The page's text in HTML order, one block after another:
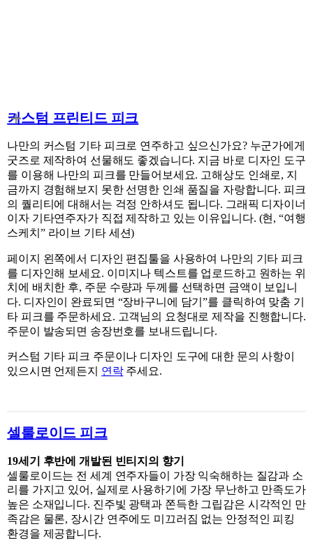
커스텀 프린티드 피크
나만의 커스텀 기타 피크로 연주하고 싶으신가요? 누군가에게
굿즈로 제작하여 선물해도 좋겠습니다. 지금 바로 디자인 도구
를 이용해 나만의 피크를 만들어보세요. 고해상도 인쇄로, 지
금까지 경험해보지 못한 선명한 인쇄 품질을 자랑합니다. 피크
의 퀄리티에 대해서는 걱정 안하셔도 됩니다. 그래픽 디자이너
이자 기타연주자가 직접 제작하고 있는 이유입니다. (현, “여행
스케치” 라이브 기타 세션)
페이지 왼쪽에서 디자인 편집툴을 사용하여 나만의 기타 피크
를 디자인해 보세요. 이미지나 텍스트를 업로드하고 원하는 위
치에 배치한 후, 주문 수량과 두께를 선택하면 금액이 보입니
다. 디자인이 완료되면 “장바구니에 담기”를 클릭하여 맞춤 기
타 피크를 주문하세요. 고객님의 요청대로 제작을 진행합니다.
주문이 발송되면 송장번호를 보내드립니다.
커스텀 기타 피크 주문이나 디자인 도구에 대한 문의 사항이
있으시면 언제든지 연락주세요.
셀룰로이드 피크
19세기 후반에 개발된 빈티지의 향기
셀룰로이드는 전 세계 연주자들이 가장 익숙해하는 질감과 소
리를 가지고 있어, 실제로 사용하기에 가장 무난하고 만족도가
높은 소재입니다. 진주빛 광택과 쫀득한 그립감은 시각적인 만
족감은 물론, 장시간 연주에도 미끄러짐 없는 안정적인 피킹
환경을 제공합니다.